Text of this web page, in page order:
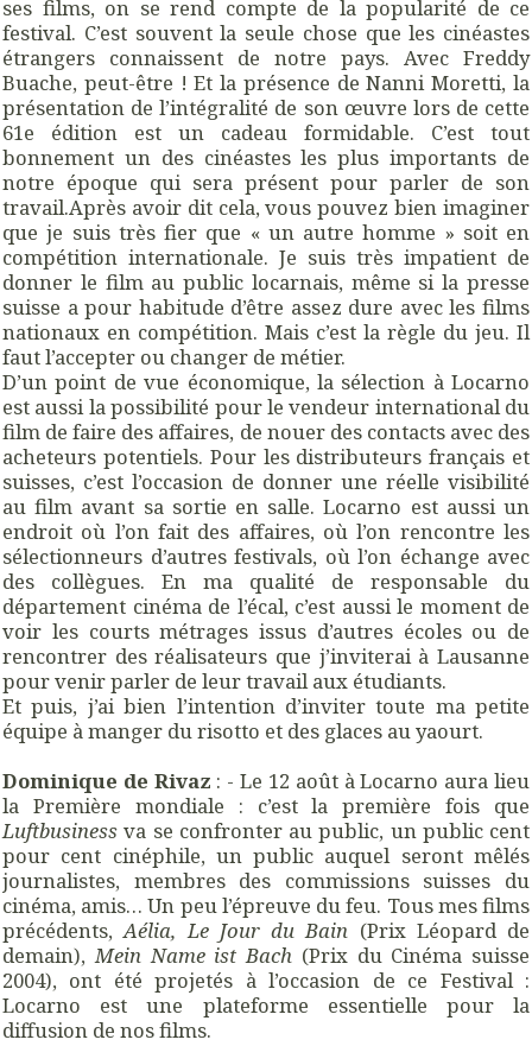
ses films, on se rend compte de la popularité de ce
festival. C’est souvent la seule chose que les cinéastes
étrangers connaissent de notre pays. Avec Freddy
Buache, peut-être ! Et la présence de Nanni Moretti, la
présentation de l’intégralité de son œuvre lors de cette
61e édition est un cadeau formidable. C’est tout
bonnement un des cinéastes les plus importants de
notre époque qui sera présent pour parler de son
travail.Après avoir dit cela, vous pouvez bien imaginer
que je suis très fier que « un autre homme » soit en
compétition internationale. Je suis très impatient de
donner le film au public locarnais, même si la presse
suisse a pour habitude d’être assez dure avec les films
nationaux en compétition. Mais c’est la règle du jeu. Il
faut l’accepter ou changer de métier.
D’un point de vue économique, la sélection à Locarno
est aussi la possibilité pour le vendeur international du
film de faire des affaires, de nouer des contacts avec des
acheteurs potentiels. Pour les distributeurs français et
suisses, c’est l’occasion de donner une réelle visibilité
au film avant sa sortie en salle. Locarno est aussi un
endroit où l’on fait des affaires, où l’on rencontre les
sélectionneurs d’autres festivals, où l’on échange avec
des collègues. En ma qualité de responsable du
département cinéma de l’écal, c’est aussi le moment de
voir les courts métrages issus d’autres écoles ou de
rencontrer des réalisateurs que j’inviterai à Lausanne
pour venir parler de leur travail aux étudiants.
Et puis, j’ai bien l’intention d’inviter toute ma petite
équipe à manger du risotto et des glaces au yaourt.
Dominique de Rivaz : - Le 12 août à Locarno aura lieu
la Première mondiale : c’est la première fois que
Luftbusiness va se confronter au public, un public cent
pour cent cinéphile, un public auquel seront mêlés
journalistes, membres des commissions suisses du
cinéma, amis… Un peu l’épreuve du feu. Tous mes films
précédents,Aélia, Le Jour du Bain (Prix Léopard de
demain),Mein Name ist Bach (Prix du Cinéma suisse
2004), ont été projetés à l’occasion de ce Festival :
Locarno est une plateforme essentielle pour la
diffusion de nos films.